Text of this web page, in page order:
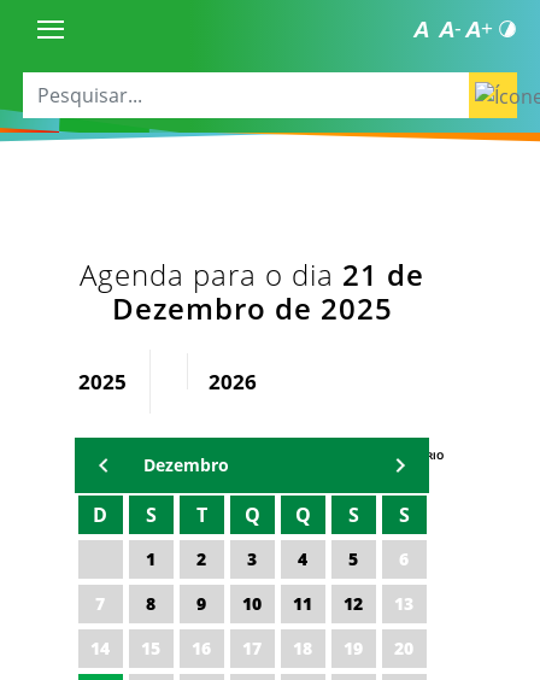
Agenda para o dia 21 de
Dezembro de 2025
2025 2026
AGENDA DO SECRETÁRIO
Dezembro
D S T Q Q S S
1 2 3 4 5
6
7
8 9 10 11 12
13
14
15 16 17 18 19
20